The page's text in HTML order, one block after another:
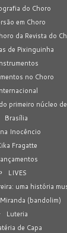
do Choro
em Choro
da Revista do
de Pixinguinha
no Choro
primeiro núcleo
Brasília
Inocêncio
Fragatte
LIVES
uma história
(bandolim)
Luteria
de Capa